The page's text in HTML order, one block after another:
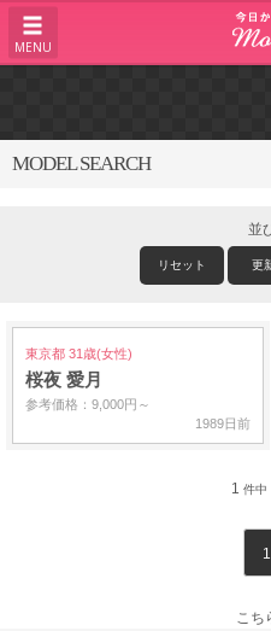
MENU
MODEL SEARCH
並
リセット 更
東京都 31歳(女性)
桜夜 愛月
参考価格：9,000円～
1989日前
1 件中
1
こち